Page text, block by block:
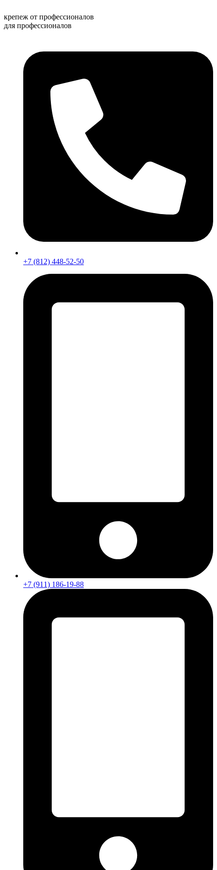
к
содержимому
крепеж от профессионалов
для профессионалов
+7 (812) 448-52-50
+7 (911) 186-19-88